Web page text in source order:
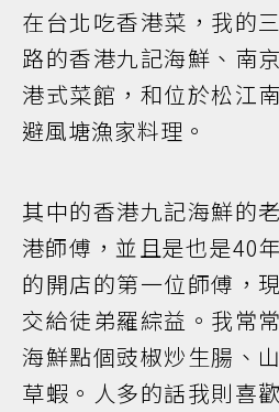
在台北吃香港菜，我的
路的香港九記海鮮、南
港式菜館，和位於松江
避風塘漁家料理。
其中的香港九記海鮮的
港師傅，並且是也是40
的開店的第一位師傅，
交給徒弟羅綜益。我常
海鮮點個豉椒炒生腸、
草蝦。人多的話我則喜